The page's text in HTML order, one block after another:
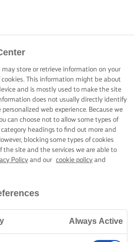
store or retrieve information on your
This information might be about
and is mostly used to make the site
does not usually directly identify
web experience. Because we
can choose not to allow some types of
headings to find out more and
blocking some types of cookies
the site and the services we are able to
Policy and our cookie policy and
Always Active